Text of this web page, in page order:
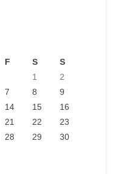
F S
S
1
2
7 8
9
14 15
16
21 22
23
28 29
30